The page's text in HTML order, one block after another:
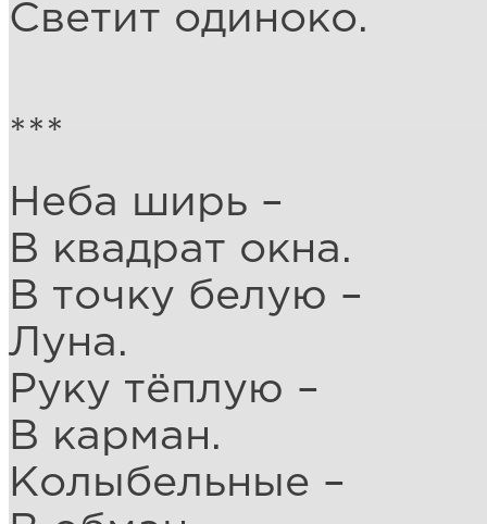
Светит одиноко.
***
Неба ширь –
В квадрат окна.
В точку белую –
Луна.
Руку тёплую –
В карман.
Колыбельные –